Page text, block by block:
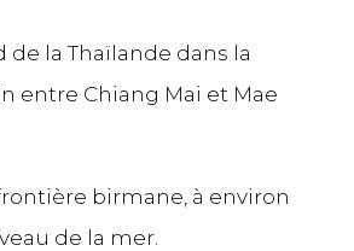
la Thaïlande dans la
entre Chiang Mai et Mae
birmane, à environ
de la mer.